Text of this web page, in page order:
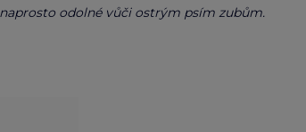
odolné vůči ostrým psím zubům.